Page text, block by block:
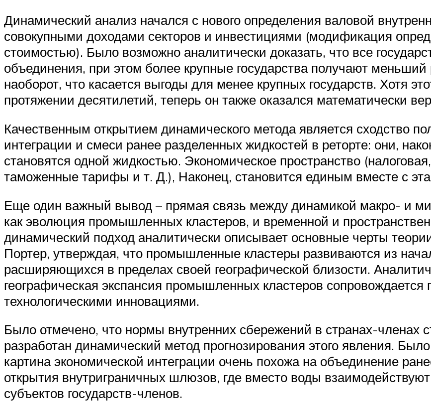
Динамический анализ начался с нового определения валовой
совокупными доходами секторов и инвестициями (модификация
стоимостью). Было возможно аналитически доказать, что все
объединения, при этом более крупные государства получают
наоборот, что касается выгоды для менее крупных государств. Хотя
протяжении десятилетий, теперь он также оказался математически
Качественным открытием динамического метода является сходство
интеграции и смеси ранее разделенных жидкостей в реторте: они,
становятся одной жидкостью. Экономическое пространство
таможенные тарифы и т. Д.), Наконец, становится единым вместе с
Еще один важный вывод – прямая связь между динамикой макро- и
как эволюция промышленных кластеров, и временной и
динамический подход аналитически описывает основные черты
Портер, утверждая, что промышленные кластеры развиваются из
расширяющихся в пределах своей географической близости.
географическая экспансия промышленных кластеров
технологическими инновациями.
Было отмечено, что нормы внутренних сбережений в странах-членах
разработан динамический метод прогнозирования этого явления.
картина экономической интеграции очень похожа на объединение
открытия внутриграничных шлюзов, где вместо воды
субъектов государств-членов.